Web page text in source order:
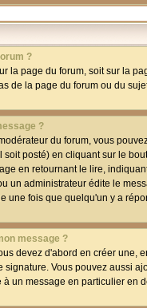
?
la page du forum, soit sur la
de la page du forum ou du
?
du forum, vous
posté) en cliquant sur le
en retournant le lire,
un administrateur édite le
une fois que quelqu'un y a
message ?
devez d'abord en créer
Vous pouvez aussi
un message en particulier en